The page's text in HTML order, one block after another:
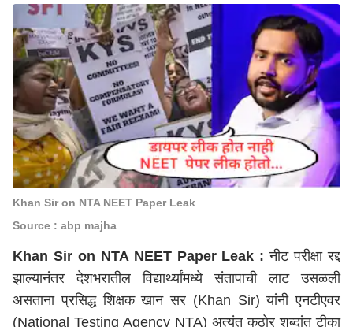
Khan Sir on NTA NEET Paper Leak
Source : abp majha
Khan Sir on NTA NEET Paper Leak : नीट परीक्षा रद्द
झाल्यानंतर देशभरातील विद्यार्थ्यांमध्ये संतापाची लाट उसळली
असताना प्रसिद्ध शिक्षक खान सर (Khan Sir) यांनी एनटीएवर
(National Testing Agency NTA) अत्यंत कठोर शब्दांत टीका